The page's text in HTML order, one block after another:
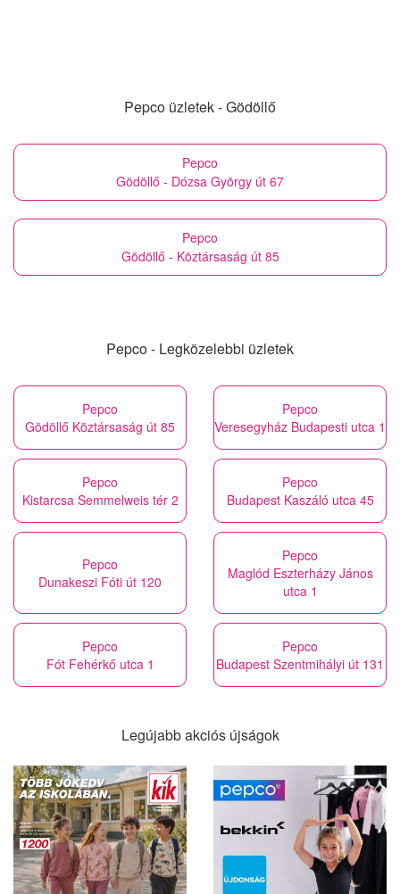
Pepco üzletek - Gödöllő
Pepco
Gödöllő - Dózsa György út 67
Pepco
Gödöllő - Köztársaság út 85
Pepco - Legközelebbi üzletek
Pepco
Gödöllő Köztársaság út 85
Pepco
Veresegyház Budapesti utca 1
Pepco
Kistarcsa Semmelweis tér 2
Pepco
Budapest Kaszáló utca 45
Pepco
Dunakeszi Fóti út 120
Pepco
Maglód Eszterházy János
utca 1
Pepco
Fót Fehérkő utca 1
Pepco
Budapest Szentmihályi út 131
Legújabb akciós újságok